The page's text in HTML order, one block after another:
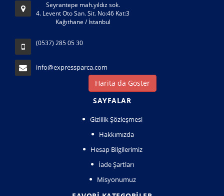
Seyrantepe mah.yıldız sok.
4. Levent Oto San. Sit. No:46 Kat:3
Kağıthane / İstanbul
(0537) 285 05 30
info@expressparca.com
Harita da Göster
SAYFALAR
Gizlilik Şözleşmesi
Hakkımızda
Hesap Bilgilerimiz
İade Şartları
Misyonumuz